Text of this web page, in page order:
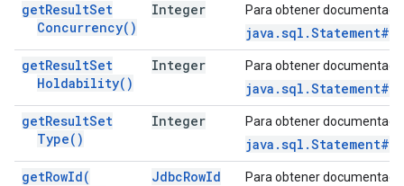
getResultSet
Concurrency( )
Integer Para obtener
getResultSet
Holdability( )
Integer Para obtener
getResultSet
Type( )
Integer Para obtener
getRowId(
JdbcRowId Para obtener